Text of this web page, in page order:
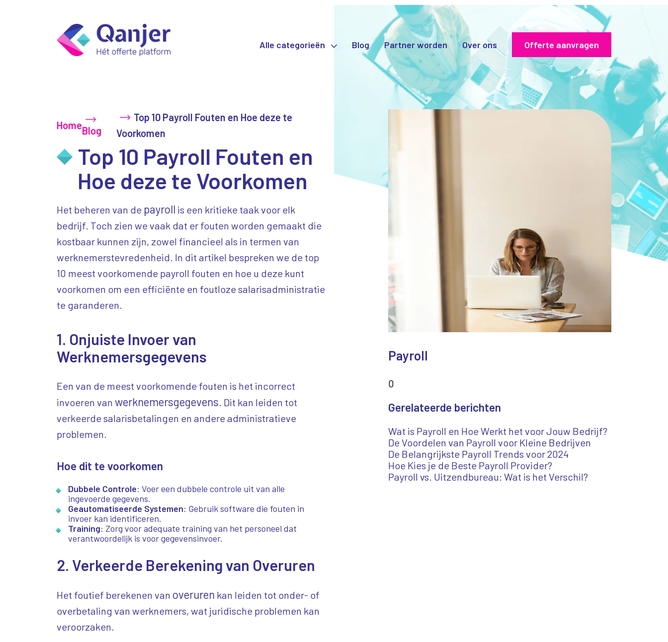
Alle categorieën Blog Partner worden Over ons Offerte aanvragen
HomeBlog
Top 10 Payroll Fouten en Hoe deze te
Voorkomen
Top 10 Payroll Fouten en
Hoe deze te Voorkomen
Het beheren van de payroll is een kritieke taak voor elk
bedrijf. Toch zien we vaak dat er fouten worden gemaakt die
kostbaar kunnen zijn, zowel financieel als in termen van
werknemerstevredenheid. In dit artikel bespreken we de top
10 meest voorkomende payroll fouten en hoe u deze kunt
voorkomen om een efficiënte en foutloze salarisadministratie
te garanderen.
1. Onjuiste Invoer van
Werknemersgegevens
Een van de meest voorkomende fouten is het incorrect
invoeren vanwerknemersgegevens . Dit kan leiden tot
verkeerde salarisbetalingen en andere administratieve
problemen.
Hoe dit te voorkomen
Dubbele Controle: Voer een dubbele controle uit van alle
ingevoerde gegevens.
Geautomatiseerde Systemen: Gebruik software die fouten in
invoer kan identificeren.
Training: Zorg voor adequate training van het personeel dat
verantwoordelijk is voor gegevensinvoer.
2. Verkeerde Berekening van Overuren
Het foutief berekenen van overuren kan leiden tot onder- of
overbetaling van werknemers, wat juridische problemen kan
veroorzaken.
Payroll
0
Gerelateerde berichten
Wat is Payroll en Hoe Werkt het voor Jouw Bedrijf?
De Voordelen van Payroll voor Kleine Bedrijven
De Belangrijkste Payroll Trends voor 2024
Hoe Kies je de Beste Payroll Provider?
Payroll vs. Uitzendbureau: Wat is het Verschil?